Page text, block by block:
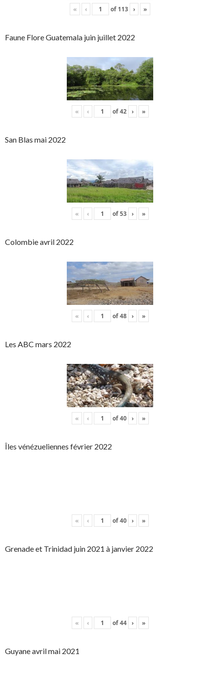
« ‹ of 113 › »
Faune Flore Guatemala juin juillet 2022
« ‹ of42 › »
San Blas mai 2022
« ‹ of53 › »
Colombie avril 2022
« ‹ of48 › »
Les ABC mars 2022
« ‹ of40 › »
Îles vénézueliennes février 2022
« ‹ of40 › »
Grenade et Trinidad juin 2021 à janvier 2022
« ‹ of44 › »
Guyane avril mai 2021